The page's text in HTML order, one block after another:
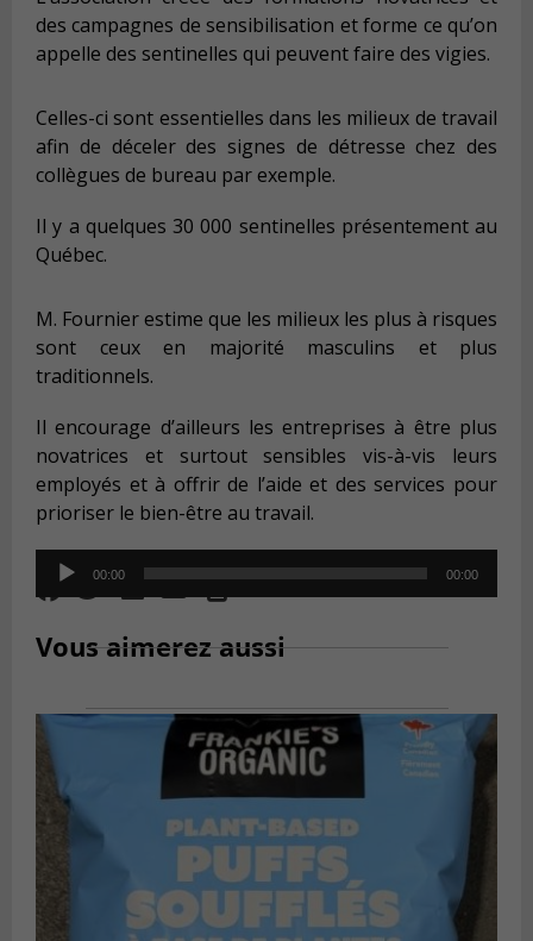
des campagnes de sensibilisation et forme ce qu’on
appelle des sentinelles qui peuvent faire des vigies.
Celles-ci sont essentielles dans les milieux de travail
afin de déceler des signes de détresse chez des
collègues de bureau par exemple.
Il y a quelques 30 000 sentinelles présentement au
Québec.
M. Fournier estime que les milieux les plus à risques
sont ceux en majorité masculins et plus
traditionnels.
Il encourage d’ailleurs les entreprises à être plus
novatrices et surtout sensibles vis-à-vis leurs
employés et à offrir de l’aide et des services pour
prioriser le bien-être au travail.
Audio
Player
00:00 00:00
Vous aimerez aussi